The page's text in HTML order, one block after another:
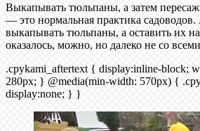
Выкапывать тюльпаны, а затем
— это нормальная практика
выкапывать тюльпаны, а оставить их
оказалось, можно, но далеко не со
.cpykami_aftertext { display:inline-block;
280px; } @media(min-width: 570px) {
display:none; } }